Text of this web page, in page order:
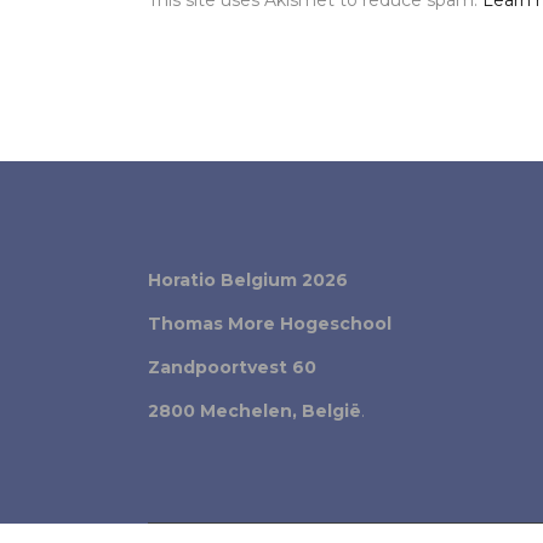
Horatio Belgium 2026
Thomas More Hogeschool
Zandpoortvest 60
2800 Mechelen, België.